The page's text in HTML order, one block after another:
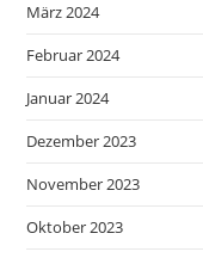
März 2024
Februar 2024
Januar 2024
Dezember 2023
November 2023
Oktober 2023